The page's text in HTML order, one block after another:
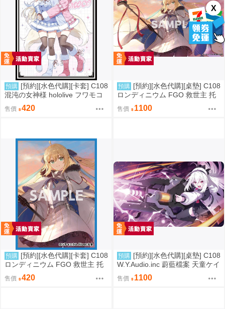
X
預購 [預約][水色代購][卡套] C108
混沌の女神様 hololive フワモコ
冬裝ver
售價 420
預購 [預約][水色代購][桌墊] C108
ロンディニウム FGO 救世主 托
內莉可
售價 1100
預購 [預約][水色代購][卡套] C108
ロンディニウム FGO 救世主 托
內莉可
售價 420
預購 [預約][水色代購][桌墊] C108
W.Y.Audio.inc 蔚藍檔案 天童ケイ
售價 1100